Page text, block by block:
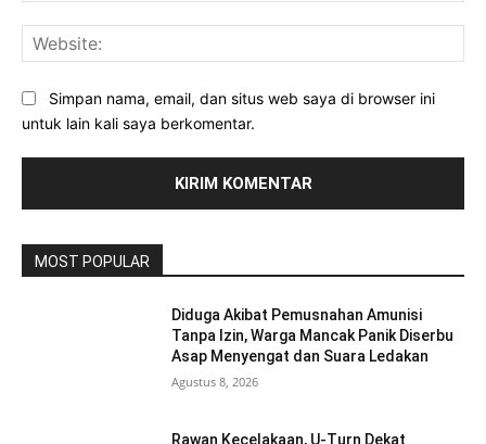
Simpan nama, email, dan situs web saya di browser ini
untuk lain kali saya berkomentar.
MOST POPULAR
Diduga Akibat Pemusnahan Amunisi
Tanpa Izin, Warga Mancak Panik Diserbu
Asap Menyengat dan Suara Ledakan
Agustus 8, 2026
Rawan Kecelakaan, U-Turn Dekat